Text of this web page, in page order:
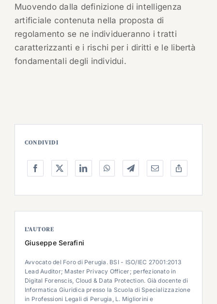
Muovendo dalla definizione di intelligenza
artificiale contenuta nella proposta di
regolamento se ne individueranno i tratti
caratterizzanti e i rischi per i diritti e le libertà
fondamentali degli individui.
CONDIVIDI
L’AUTORE
Giuseppe Serafini
Avvocato del Foro di Perugia. BSI - ISO/IEC 27001:2013
Lead Auditor; Master Privacy Officer; perfezionato in
Digital Forenscis, Cloud & Data Protection. Già docente di
Informatica Giuridica presso la Scuola di Specializzazione
in Professioni Legali di Perugia, L. Migliorini e